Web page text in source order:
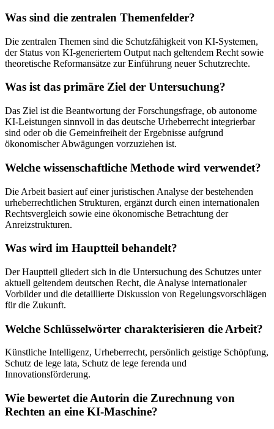
Was sind die zentralen Themenfelder?
Die zentralen Themen sind die Schutzfähigkeit von KI-Systemen,
der Status von KI-generiertem Output nach geltendem Recht sowie
theoretische Reformansätze zur Einführung neuer Schutzrechte.
Was ist das primäre Ziel der Untersuchung?
Das Ziel ist die Beantwortung der Forschungsfrage, ob autonome
KI-Leistungen sinnvoll in das deutsche Urheberrecht integrierbar
sind oder ob die Gemeinfreiheit der Ergebnisse aufgrund
ökonomischer Abwägungen vorzuziehen ist.
Welche wissenschaftliche Methode wird verwendet?
Die Arbeit basiert auf einer juristischen Analyse der bestehenden
urheberrechtlichen Strukturen, ergänzt durch einen internationalen
Rechtsvergleich sowie eine ökonomische Betrachtung der
Anreizstrukturen.
Was wird im Hauptteil behandelt?
Der Hauptteil gliedert sich in die Untersuchung des Schutzes unter
aktuell geltendem deutschen Recht, die Analyse internationaler
Vorbilder und die detaillierte Diskussion von Regelungsvorschlägen
für die Zukunft.
Welche Schlüsselwörter charakterisieren die Arbeit?
Künstliche Intelligenz, Urheberrecht, persönlich geistige Schöpfung,
Schutz de lege lata, Schutz de lege ferenda und
Innovationsförderung.
Wie bewertet die Autorin die Zurechnung von
Rechten an eine KI-Maschine?